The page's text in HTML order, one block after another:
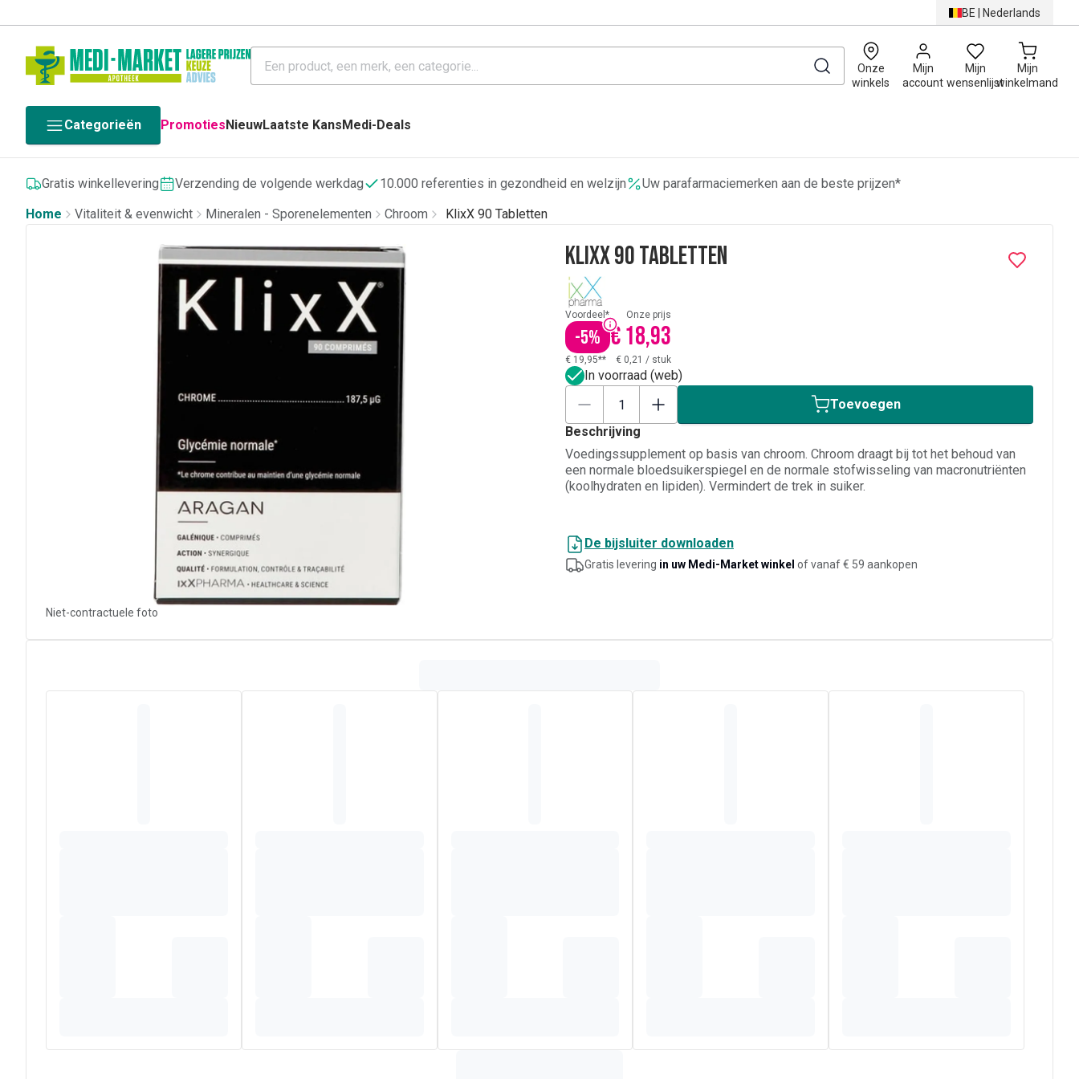
BE | Nederlands
Onze
winkels
Mijn
account
Mijn
wensenlijst
Mijn
winkelmand
0
Categorieën PromotiesNieuwLaatste KansMedi-Deals
Gratis winkellevering Verzending de volgende werkdag 10.000 referenties in gezondheid en welzijn
Uw parafarmaciemerken aan de beste prijzen*
Home
Vitaliteit & evenwicht Mineralen - Sporenelementen Chroom KlixX 90 Tabletten
Niet-contractuele foto
KlixX 90 Tabletten
Voordeel*
-5%
Onze prijs
€ 18,93
€ 19,95** € 0,21 / stuk
In voorraad (web)
Toevoegen
Beschrijving
Voedingssupplement op basis van chroom. Chroom draagt ​​bij tot het behoud van
een normale bloedsuikerspiegel en de normale stofwisseling van macronutriënten
(koolhydraten en lipiden). Vermindert de trek in suiker.
De bijsluiter downloaden
Gratis levering in uw Medi-Market winkel of vanaf € 59 aankopen